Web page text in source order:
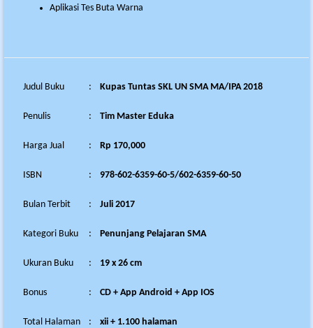
Aplikasi Tes Buta Warna
Judul Buku : Kupas Tuntas SKL UN SMA MA/IPA 2018
Penulis : Tim Master Eduka
Harga Jual : Rp 170,000
ISBN : 978-602-6359-60-5/602-6359-60-50
Bulan Terbit : Juli 2017
Kategori Buku : Penunjang Pelajaran SMA
Ukuran Buku : 19 x 26 cm
Bonus : CD + App Android + App IOS
Total Halaman : xii + 1.100 halaman